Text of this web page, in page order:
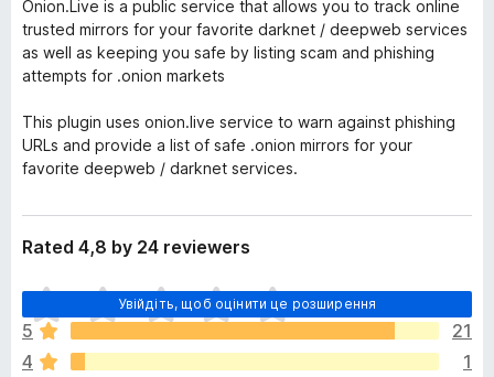
Onion.Live is a public service that allows you to track online
trusted mirrors for your favorite darknet / deepweb services
as well as keeping you safe by listing scam and phishing
attempts for .onion markets
This plugin uses onion.live service to warn against phishing
URLs and provide a list of safe .onion mirrors for your
favorite deepweb / darknet services.
Rated 4,8 by 24 reviewers
Увійдіть, щоб оцінити це розширення
Щ
е
н
е
5
21
4
1